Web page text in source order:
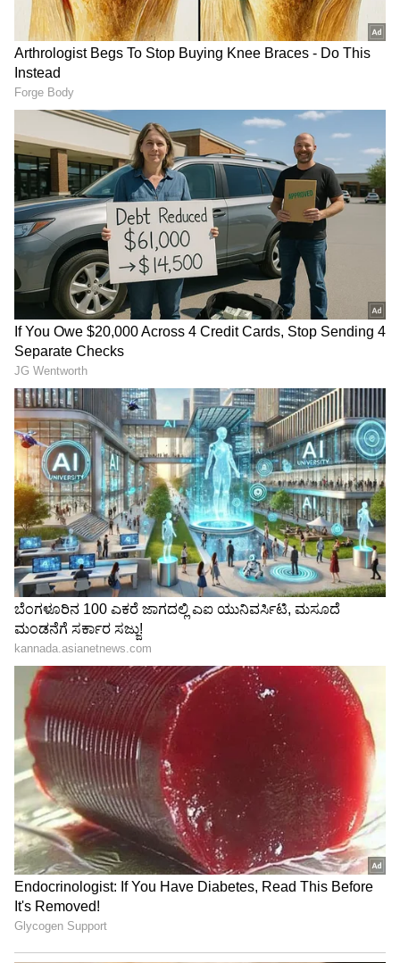
ಕಾಂತಾರ ಸಿನಿಮಾ ಮಾತ್ರವಲ್ಲ, ಯುವ ಸಿನಿಮಾದಲ್ಲೂ ತಮ್ಮ
ಅಮೋಘ ಅಭಿನಯದ ಮೂಲಕ ಮೋಡಿ ಮಾಡಿದ ಚೆಲುವೆ
ಇವರು. ಇವರ ತಂದೆ ಪೊಲೀಸ್ ಆಫೀಸರ್ ಎಸ್ ಕೆ ಉಮೇಶ್
ಅನ್ನೋದು ನಿಮಗೆ ಗೊತ್ತೆ ಇದೆ ಅಲ್ವಾ.
3
6
ತಮ್ಮ ಮುದ್ದಾದ ಲುಕ್ ಮೂಲಕ ಕನ್ನಡಿಗರ ಮನ ಗೆದ್ದ ಯುವ
ನಟಿ ಸಪ್ತಮಿ ಗೌಡ (Sapthami
Gowda)ನಟಿಯಾಗೋದಕ್ಕೂ ಮುನ್ನ ನ್ಯಾಷನಲ್ ಲೆವೆಲ್
ಸ್ವಿಮ್ಮರ್ ಕೂಡ ಆಗಿದ್ದರು ಅನ್ನೋದು ಗೊತ್ತೇ ಇದೆ ಅಲ್ವಾ?
ಸಪ್ತಮಿ ಗೌಡ ಸಹೋದರಿ ಕೂಡ ನ್ಯಾಷನಲ್ ಸ್ವಿಮ್ಮರ್
ಆಗಿದ್ದು, ಅಕ್ಕ ಸಪ್ತಮಿಗಿಂತಲೂ ಸುಂದರಿಯಾಗಿದ್ದಾರೆ ಇವರು.